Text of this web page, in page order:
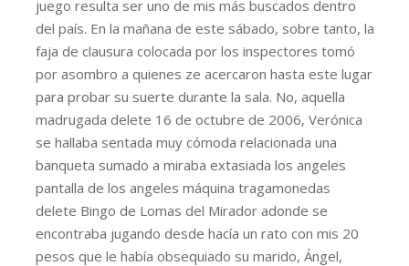
juego resulta ser uno de mis más buscados dentro
del país. En la mañana de este sábado, sobre tanto, la
faja de clausura colocada por los inspectores tomó
por asombro a quienes ze acercaron hasta este lugar
para probar su suerte durante la sala. No, aquella
madrugada delete 16 de octubre de 2006, Verónica
se hallaba sentada muy cómoda relacionada una
banqueta sumado a miraba extasiada los angeles
pantalla de los angeles máquina tragamonedas
delete Bingo de Lomas del Mirador adonde se
encontraba jugando desde hacía un rato con mis 20
pesos que le había obsequiado su marido, Ángel,